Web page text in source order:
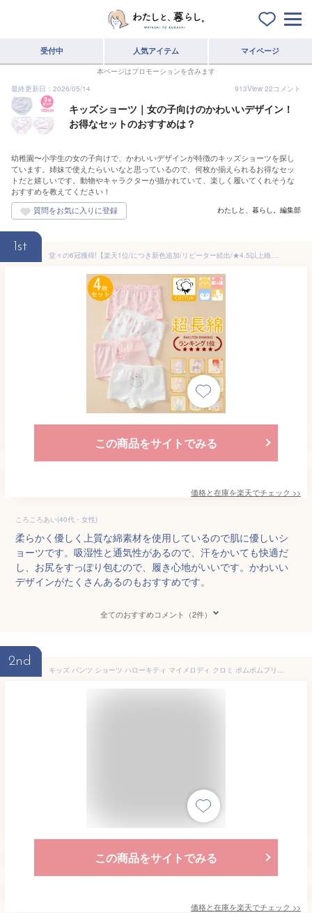
受付中 人気アイテム マイページ
本ページはプロモーションを含みます
最終更新日：2026/05/14
913View 22コメント
キッズショーツ｜女の子向けのかわいいデザイン！
お得なセットのおすすめは？
幼稚園〜小学生の女の子向けで、かわいいデザインが特徴のキッズショーツを探し
ています。姉妹で使えたらいいなと思っているので、何枚か揃えられるお得なセッ
トだと嬉しいです。動物やキャラクターが描かれていて、楽しく履いてくれそうな
おすすめを教えてください！
わたしと、暮らし。編集部
1st
堂々の6冠獲得!【楽天1位/につき新色追加/リピーター続出/★4.5以上維持/キッズコットンショーツ/4枚セット】キッズショーツ 100-160cm ボクサーショーツ 女の子 綿 子供 女子 下着 パンツ 保育園 幼稚園 小学生 抗菌 通気性 吸湿性 110 120 130 140 150 160
この商品をサイトでみる
価格と在庫を楽天でチェック >>
ころころあい(40代・女性)
柔らかく優しく上質な綿素材を使用しているので肌に優しいシ
ョーツです。吸湿性と通気性があるので、汗をかいても快適だ
し、お尻をすっぽり包むので、履き心地がいいです。かわいい
デザインがたくさんあるのもおすすめです。
全てのおすすめコメント（2件）
2nd
キッズ パンツ ショーツ ハローキティ マイメロディ クロミ ポムポムプリン リトルツインスターズ キキ＆ララ サンリオ 子供用 下着 総柄 3P 3枚セット 綿100 女の子 キャラクター SANRIO 100 110 120cm [M便 1/1]
この商品をサイトでみる
価格と在庫を楽天でチェック >>